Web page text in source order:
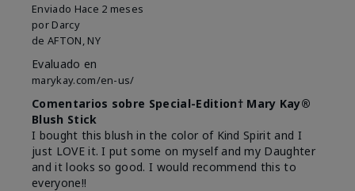
Enviado Hace 2 meses
por Darcy
de AFTON, NY
Evaluado en
marykay.com/en-us/
Comentarios sobre Special-Edition† Mary Kay®
Blush Stick
I bought this blush in the color of Kind Spirit and I
just LOVE it. I put some on myself and my Daughter
and it looks so good. I would recommend this to
everyone!!